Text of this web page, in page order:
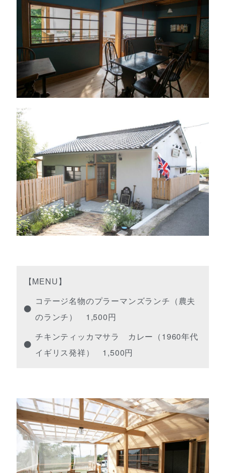
【MENU】
コテージ名物のプラーマンズランチ（農夫
のランチ） 1,500円
チキンティッカマサラ カレー（1960年代
イギリス発祥） 1,500円